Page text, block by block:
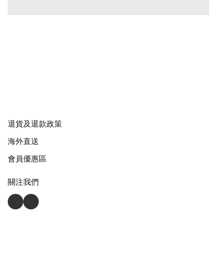
退貨及退款政策
海外直送
會員優惠區
關注我們